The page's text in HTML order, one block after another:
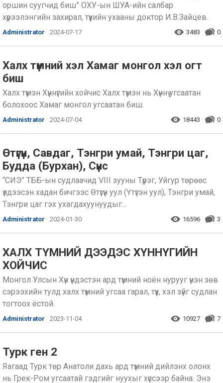
оршин суугчид биш” ОХУ-ын ШУА-ийн салбар
хүрээлэнгийн захирал, түүхийн ухааны доктор И.В.Зайцев.
Administrator 2024-07-17 3483 0
Халх түмний хэл Хамаг монгол хэл огт
биш
Халх түмэн Хүннүгийн хойчис Халх түмэн нь Хүннү угсаатан
болохоос Хамаг монгол угсаатан биш.
Administrator 2024-07-04 18443 0
Өтүгүн, Савдаг, Тэнгри умай, Тэнгри цаг,
Будда (Бурхан), Сүнс
“СИЭ” ТББ-ын судлаачид VIII зууны Түрэг, Уйгур төрөөс
үлдээсэн хадан бичгээс Өтүгүн уул (Үтүгэн уул), Тэнгри умай,
Тэнгри цаг гэх ухагдахуунуудыг...
Administrator 2024-01-30 16596 3
ХАЛХ ТҮМНИЙ ДЭЭДЭС ХҮННҮГИЙН
ХОЙЧИС
Монгол Улсын Хүн үндэстэн ард түмний ноён нурууг үнэн зөв
сэрээхийн тулд халх түмний угсаа гарал, түүх, хэл зүйг судлан
тогтоох ёстой.
Administrator 2023-11-04 10927 7
Турк ген 2
Яагаад Турк төр Анатоли дахь ард түмний дийлэнх олонх
нь Грек-Ром угсаатай гэдгийг нуухыг хүссээр байна. Энэ